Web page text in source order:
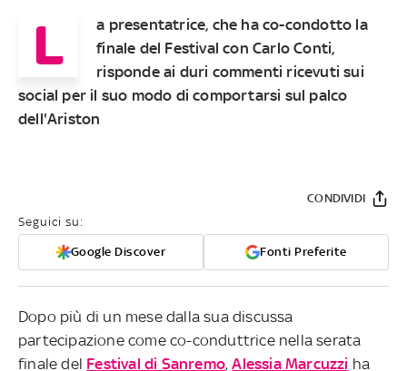
L
a presentatrice, che ha co-condotto la
finale del Festival con Carlo Conti,
risponde ai duri commenti ricevuti sui
social per il suo modo di comportarsi sul palco
dell'Ariston
Seguici su:
Google Discover Fonti Preferite
CONDIVIDI
Dopo più di un mese dalla sua discussa
partecipazione come co-conduttrice nella serata
finale del Festival di Sanremo,Alessia Marcuzzi ha